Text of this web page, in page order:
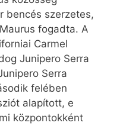
bencés szerzetes,
fogadta. A
Carmel
Junipero Serra
Serra
felében
alapított, e
központokként